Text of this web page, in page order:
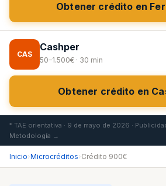
Obtener crédito en
CAS
Cashper
50–1.500€ · 30 min
Obtener crédito en
* TAE orientativa · 9 de mayo de 2026 ·
Metodología →
Inicio›Microcréditos›Crédito 900€